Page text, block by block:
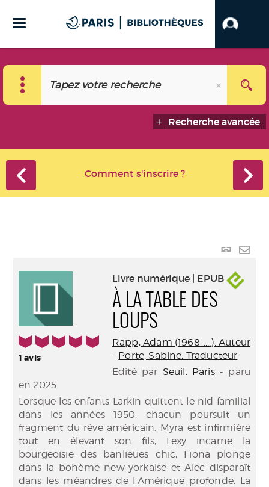
Recherche avancée
Comment s'inscrire ?
Lien
5/5
1avis
Livre numérique | EPUB
À LA TABLE DES
LOUPS
Rapp, Adam (1968-....). Auteur
- Porte, Sabine. Traducteur
Edité par Seuil. Paris- paru
en 2025
Lorsque les enfants Larkin quittent le nid familial
dans les années 1950, chacun poursuit un
fragment du rêve américain. Myra est infirmière
tout en élevant son fils, Lexy incarne la
bourgeoisie des banlieues chic, Fiona plonge
dans la bohème new-yorkaise et Alec disparaît
dans les méandres de l'Amérique profonde. La